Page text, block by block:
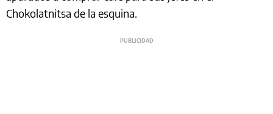
Chokolatnitsa de la esquina.